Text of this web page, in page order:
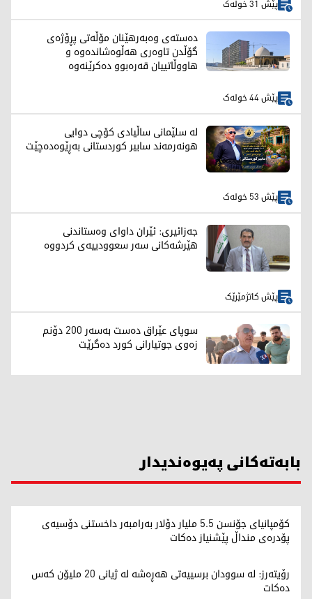
پێش 31 خولەک
دەستەی وەبەرهێنان مۆڵەتی پڕۆژەی
گۆڵدن تاوەری هەڵوەشاندەوە و
هاووڵاتییان قەرەبوو دەکرێنەوە
پێش 44 خولەک
لە سلێمانی ساڵیادی کۆچی دوایی
هونەرمەند سابیر کوردستانی بەڕێوەدەچێت
پێش 53 خولەک
جەزائیری: ئێران داوای وەستاندنی
هێرشەکانی سەر سعوودییەی کردووە
پێش کاتژمێرێک
سوپای عێراق دەست بەسەر 200 دۆنم
زەوی جوتیارانی کورد دەگرێت
بابەتەکانی پەیوەندیدار
کۆمپانیای جۆنسن 5.5 ملیار دۆلار بەرامبەر داخستنی دۆسیەی
پۆدرەی منداڵ پێشنیاز دەکات
رۆیتەرز: لە سوودان برسییەتی هەڕەشە لە ژیانی 20 ملیۆن کەس
دەکات